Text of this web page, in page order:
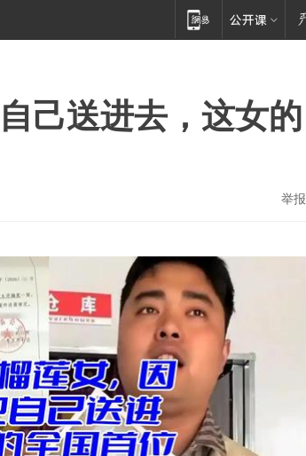
己送进去，这女的
举报